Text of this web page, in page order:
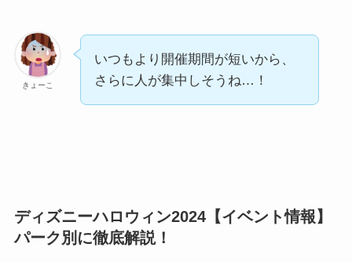
きょーこ
いつもより開催期間が短いから、
さらに人が集中しそうね…！
ディズニーハロウィン2024【イベント情報】
パーク別に徹底解説！